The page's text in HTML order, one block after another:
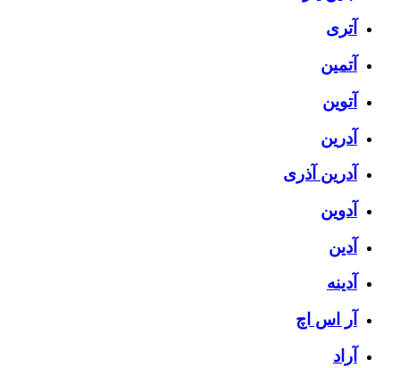
آتری
آتمین
آتوین
آدرین
آدرین آذری
آدوین
آدین
آدینه
آر اس اچ
آراد